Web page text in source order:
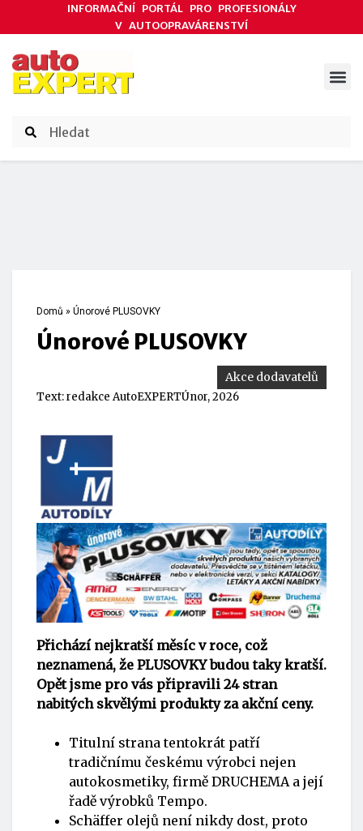
INFORMAČNÍ PORTÁL PRO PROFESIONÁLY
V AUTOOPRAVÁRENSTVÍ
Domů » Únorové PLUSOVKY
Únorové PLUSOVKY
Akce dodavatelů
Text:redakce AutoEXPERTÚnor, 2026
Přichází nejkratší měsíc v roce, což
neznamená, že PLUSOVKY budou taky kratší.
Opět jsme pro vás připravili 24 stran
nabitých skvělými produkty za akční ceny.
Titulní strana tentokrát patří
tradičnímu českému výrobci nejen
autokosmetiky, firmě DRUCHEMA a její
řadě výrobků Tempo.
Schäffer olejů není nikdy dost, proto